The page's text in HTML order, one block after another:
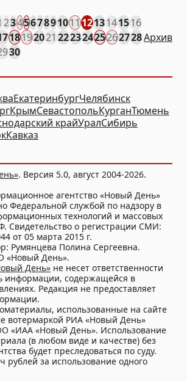
2345678910111213141516
18192021 22232425262728
30
Архив
ЕкатеринбургЧелябинск
КрымСевастопольКурганТюмень
крайУралСибирь
Кавказ
. Версия 5.0, август 2004-2026.
агентство «Новый День»
Федеральной службой по надзору в
технологий и массовых
Свидетельство о регистрации СМИ:
от 05 марта 2015 г.
Румянцева Полина Сергеевна.
«Новый День».
День» не несет ответственности
информации, содержащейся в
Редакция не предоставляет
использованные на сайте
вотермаркой РИА «Новый День»
«ИАА «Новый День». Использование
(в любом виде и качестве) без
будет преследоваться по суду.
рублей за использование одного